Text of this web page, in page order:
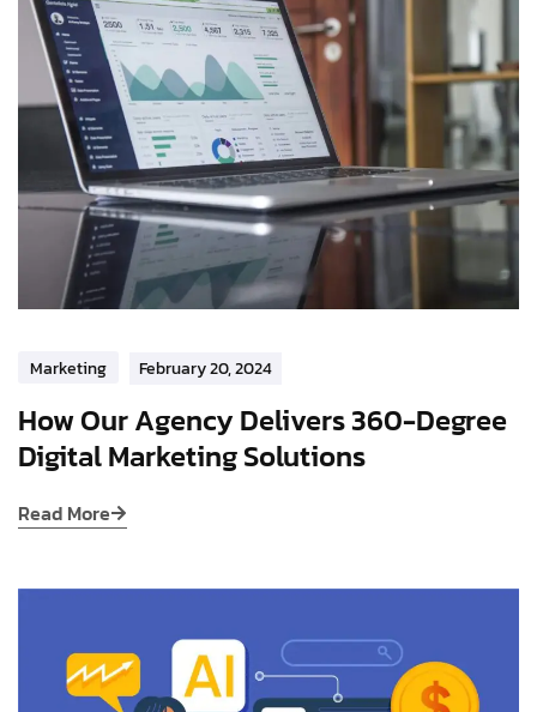
Marketing February 20, 2024
How Our Agency Delivers 360-Degree
Digital Marketing Solutions
Read More